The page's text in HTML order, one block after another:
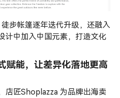
步帐篷逐年迭代升级，还融入
计中加入中国元素，打造文化
赋能，让差异化落地更高
店匠Shoplazza 为品牌出海卖